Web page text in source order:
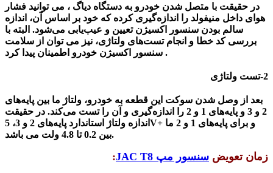
در حقیقت با متصل شدن خودرو به دستگاه دیاگ ، می توانید فشار
هوای داخل منیفولد را اندازه‌گیری کرده که خود بر اساس آن، اندازه
سالم بودن سنسور اکسیژن تعیین و عیب‌یابی می‌شود. البته با
بررسی کد خطا و انجام تست‌های ولتاژی، نیز می توان از سلامت
سنسور اکسیژن خودرو اطمینان پیدا کرد .
2-تست ولتاژی
بعد از وصل شدن سوکت این قطعه به خودرو، ولتاژ ما بین پایه‌های
2 و 3 و پایه‌های 1 و 2 را اندازه‌گیری و آن را تست می‌کند. در حقیقت
اندازه ولتاژ استاندارد پایه‌های 2 و 3، 5V+ و برای پایه‌های 1 و 2 ما
بین 0.2 تا 4.8 ولت می با
شد .
زمان تعویض سنسور مپ JAC T8 :